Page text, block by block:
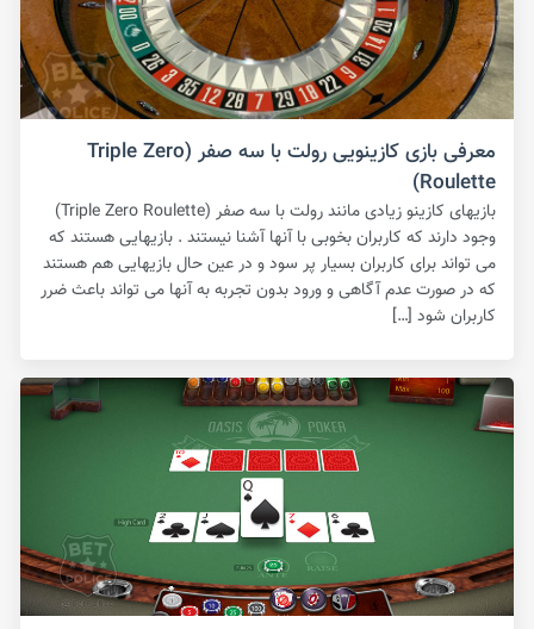
معرفی بازی کازینویی رولت با سه صفر (Triple Zero
Roulette)
بازیهای کازینو زیادی مانند رولت با سه صفر (Triple Zero Roulette)
وجود دارند که کاربران بخوبی با آنها آشنا نیستند . بازیهایی هستند که
می تواند برای کاربران بسیار پر سود و در عین حال بازیهایی هم هستند
که در صورت عدم آگاهی و ورود بدون تجربه به آنها می تواند باعث ضرر
کاربران شود […]